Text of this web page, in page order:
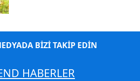
BİZİ TAKİP EDİN
HABERLER